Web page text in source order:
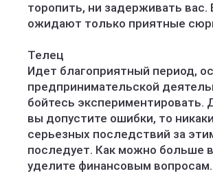
торопить, ни задерживать вас.
ожидают только приятные
Телец
Идет благоприятный период,
предпринимательской
бойтесь экспериментировать.
вы допустите ошибки, то
серьезных последствий за
последует. Как можно больше
уделите финансовым вопросам.